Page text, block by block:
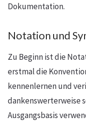
Dokumentation.
Notation und
Zu Beginn ist die
erstmal die
kennenlernen und
dankenswerterweise
Ausgangsbasis